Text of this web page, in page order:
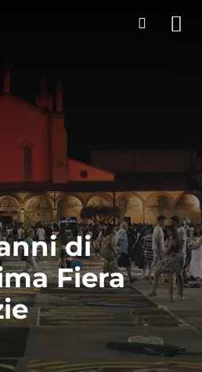
di
Fiera